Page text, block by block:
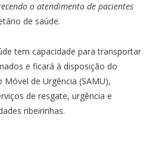
o atendimento de pacientes
de saúde.
tem capacidade para transportar
e ficará à disposição do
de Urgência (SAMU),
de resgate, urgência e
ribeirinhas.